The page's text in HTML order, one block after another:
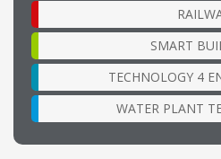
SMART
TECHNOLOGY 4
WATER PLANT